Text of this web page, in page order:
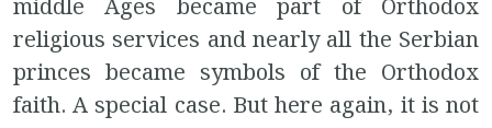
middle Ages became part of Orthodox
religious services and nearly all the Serbian
princes became symbols of the Orthodox
faith. A special case. But here again, it is not